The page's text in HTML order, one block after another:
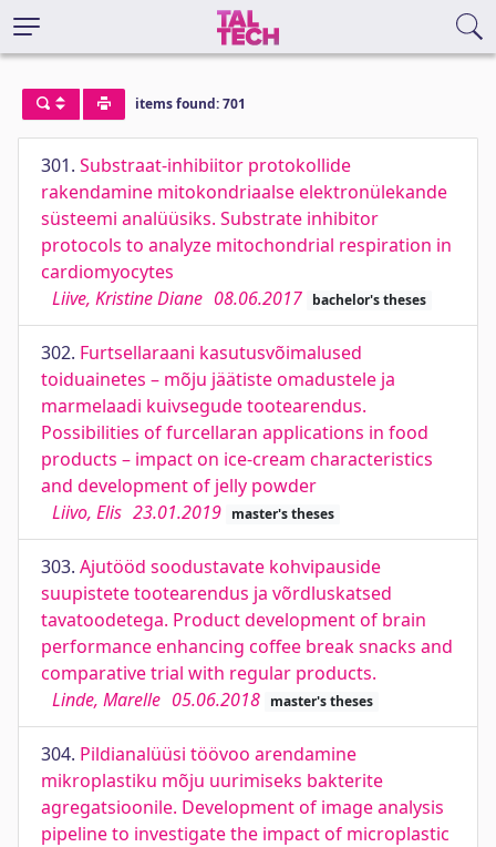
items found: 701
301. Substraat-inhibiitor protokollide
rakendamine mitokondriaalse elektronülekande
süsteemi analüüsiks. Substrate inhibitor
protocols to analyze mitochondrial respiration in
cardiomyocytes
Liive, Kristine Diane 08.06.2017 bachelor's theses
302. Furtsellaraani kasutusvõimalused
toiduainetes – mõju jäätiste omadustele ja
marmelaadi kuivsegude tootearendus.
Possibilities of furcellaran applications in food
products – impact on ice-cream characteristics
and development of jelly powder
Liivo, Elis 23.01.2019 master's theses
303. Ajutööd soodustavate kohvipauside
suupistete tootearendus ja võrdluskatsed
tavatoodetega. Product development of brain
performance enhancing coffee break snacks and
comparative trial with regular products.
Linde, Marelle 05.06.2018 master's theses
304. Pildianalüüsi töövoo arendamine
mikroplastiku mõju uurimiseks bakterite
agregatsioonile. Development of image analysis
pipeline to investigate the impact of microplastic